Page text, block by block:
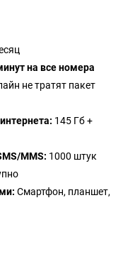
на все номера
не тратят пакет
145 Гб +
MMS: 1000 штук
Смартфон, планшет,